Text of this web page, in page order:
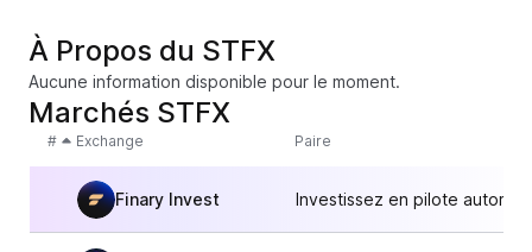
À Propos du STFX
Aucune information disponible pour le moment.
Marchés STFX
# Exchange Paire
Finary Invest Investissez en pilote